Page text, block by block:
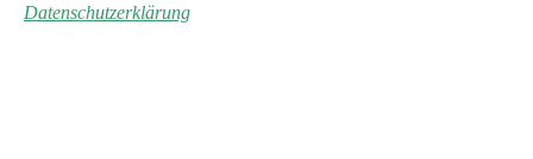
Datenschutzerklärung